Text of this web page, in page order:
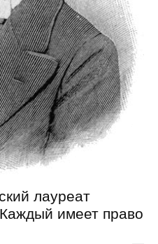
лауреат
имеет право